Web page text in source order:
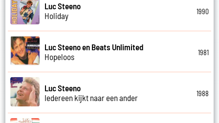
Luc Steeno
Holiday
1990
Luc Steeno en Beats Unlimited
Hopeloos
1981
Luc Steeno
Iedereen kijkt naar een ander
1988